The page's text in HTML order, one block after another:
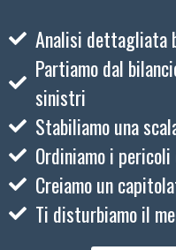
Analisi dettagliata
Partiamo dal
sinistri
Stabiliamo una
Ordiniamo i
Creiamo un
Ti disturbiamo il